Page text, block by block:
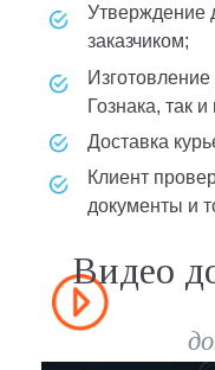
утверждение деталей макета с
заказчиком;
изготовление диплома как на бланке
Гознака, так
доставка
клиент проверяет предоставленные
документы и
Видео